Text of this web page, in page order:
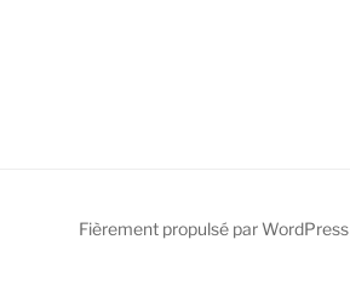
Fièrement propulsé par WordPress